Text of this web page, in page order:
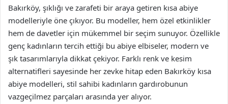
Bakırköy, şıklığı ve zarafeti bir araya getiren kısa abiye
modelleriyle öne çıkıyor. Bu modeller, hem özel etkinlikler
hem de davetler için mükemmel bir seçim sunuyor. Özellikle
genç kadınların tercih ettiği bu abiye elbiseler, modern ve
şık tasarımlarıyla dikkat çekiyor. Farklı renk ve kesim
alternatifleri sayesinde her zevke hitap eden Bakırköy kısa
abiye modelleri, stil sahibi kadınların gardırobunun
vazgeçilmez parçaları arasında yer alıyor.